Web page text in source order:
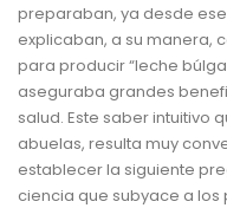
preparaban, ya desde
explicaban, a su manera,
para producir “leche
aseguraba grandes
salud. Este saber intuitivo
abuelas, resulta muy
establecer la siguiente
ciencia que subyace a los